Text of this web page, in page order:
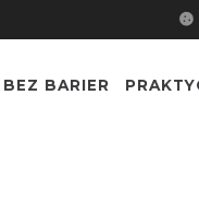
BEZ BARIER